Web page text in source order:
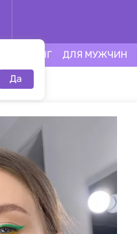
Да
ПИРСИНГ ДЛЯ МУЖЧИН